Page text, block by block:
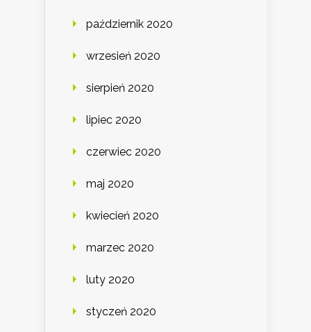
październik 2020
wrzesień 2020
sierpień 2020
lipiec 2020
czerwiec 2020
maj 2020
kwiecień 2020
marzec 2020
luty 2020
styczeń 2020